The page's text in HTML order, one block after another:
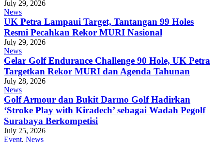
July 29, 2026
News
UK Petra Lampaui Target, Tantangan 99 Holes
Resmi Pecahkan Rekor MURI Nasional
July 29, 2026
News
Gelar Golf Endurance Challenge 90 Hole, UK Petra
Targetkan Rekor MURI dan Agenda Tahunan
July 28, 2026
News
Golf Armour dan Bukit Darmo Golf Hadirkan
‘Stroke Play with Kiradech’ sebagai Wadah Pegolf
Surabaya Berkompetisi
July 25, 2026
Event, News